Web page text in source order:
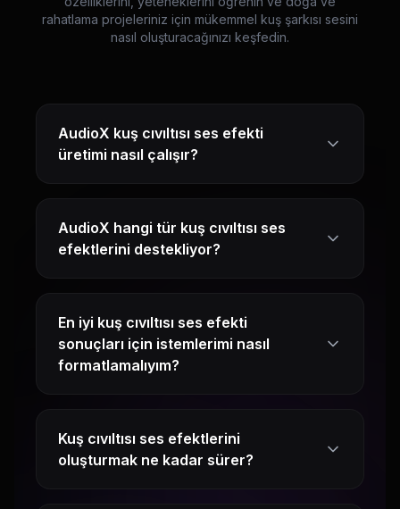
rahatlama projeleriniz için mükemmel kuş şarkısı sesini
nasıl oluşturacağınızı keşfedin.
AudioX kuş cıvıltısı ses efekti
üretimi nasıl çalışır?
AudioX hangi tür kuş cıvıltısı ses
efektlerini destekliyor?
En iyi kuş cıvıltısı ses efekti
sonuçları için istemlerimi nasıl
formatlamalıyım?
Kuş cıvıltısı ses efektlerini
oluşturmak ne kadar sürer?